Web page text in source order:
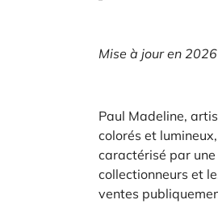
Mise à jour en 2026
Paul Madeline,
colorés et
caractérisé par
collectionneurs et
ventes